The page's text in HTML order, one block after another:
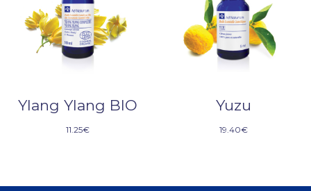
Ylang Ylang BIO
11.25€
Yuzu
19.40€